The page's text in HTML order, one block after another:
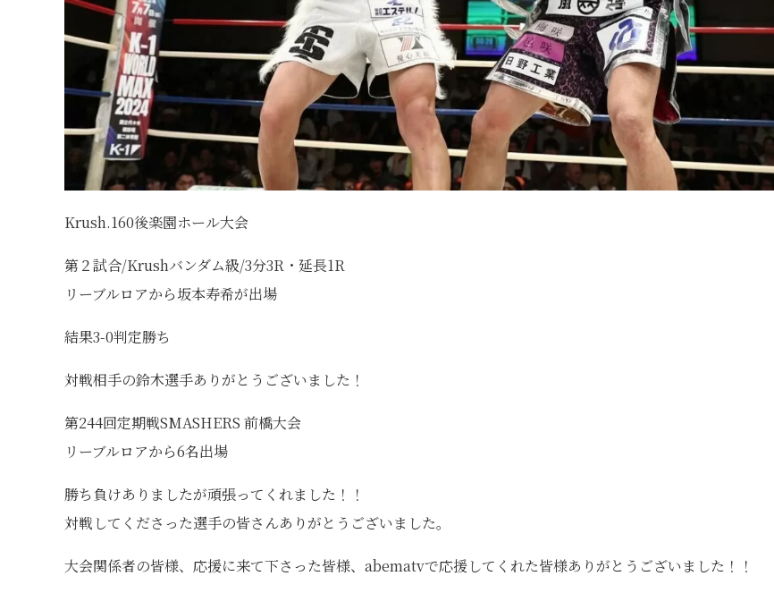
Krush.160後楽園ホール大会
第２試合/Krushバンダム級/3分3R・延長1R
リーブルロアから坂本寿希が出場
結果3-0判定勝ち
対戦相手の鈴木選手ありがとうございました！
第244回定期戦SMASHERS 前橋大会
リーブルロアから6名出場
勝ち負けありましたが頑張ってくれました！！
対戦してくださった選手の皆さんありがとうございました。
大会関係者の皆様、応援に来て下さった皆様、abematvで応援してくれた皆様ありがとうございました！！